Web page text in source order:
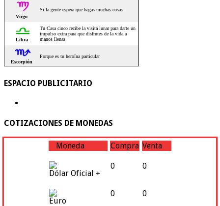
ESPACIO PUBLICITARIO
COTIZACIONES DE MONEDAS
Moneda Compra Venta
Dólar Oficial +
0 0
Euro
0 0